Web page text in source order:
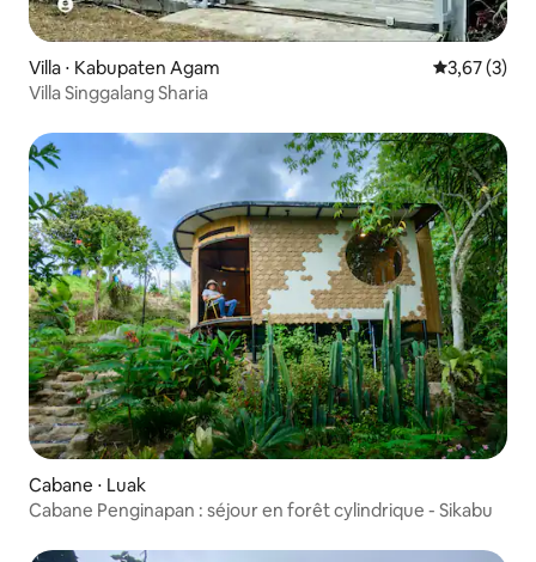
Villa ⋅ Kabupaten Agam Évaluation
3,67 (3)
Villa Singgalang Sharia
Cabane ⋅ Luak
Cabane Penginapan : séjour en forêt cylindrique - Sikabu